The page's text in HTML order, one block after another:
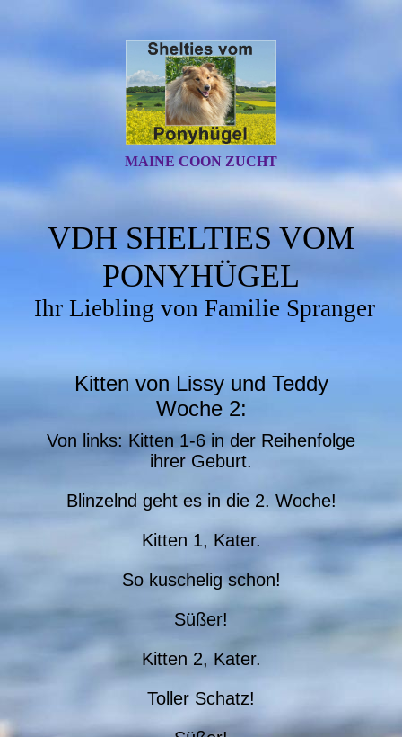
MAINE COON ZUCHT
VDH SHELTIES VOM
PONYHÜGEL
Ihr Liebling von Familie Spranger
Kitten von Lissy und Teddy
Woche 2:
Von links: Kitten 1-6 in der Reihenfolge
ihrer Geburt.
Blinzelnd geht es in die 2. Woche!
Kitten 1, Kater.
So kuschelig schon!
Süßer!
Kitten 2, Kater.
Toller Schatz!